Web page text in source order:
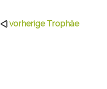
vorherige Trophäe